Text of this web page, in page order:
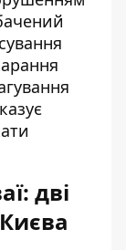
дві